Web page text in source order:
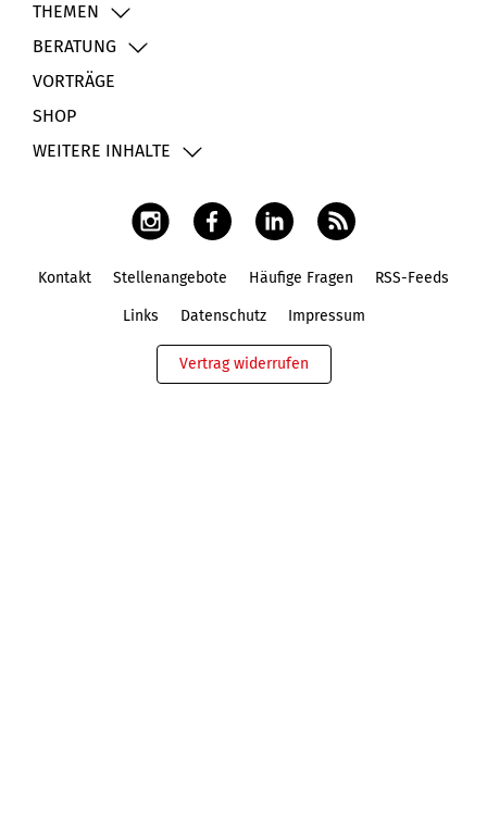
THEMEN
BERATUNG
VORTRÄGE
SHOP
WEITERE INHALTE
Kontakt Stellenangebote Häufige Fragen RSS-Feeds
Links Datenschutz Impressum
Vertrag widerrufen